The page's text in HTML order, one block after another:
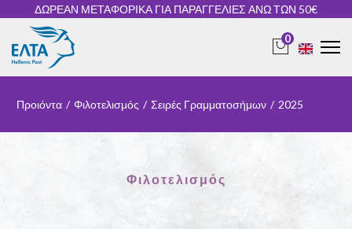
ΔΩΡΕΑΝ ΜΕΤΑΦΟΡΙΚΑ ΓΙΑ ΠΑΡΑΓΓΕΛΙΕΣ ΑΝΩ ΤΩΝ 50€
0
Προιόντα / Φιλοτελισμός / Σειρές Γραμματοσήμων / 2025
Φιλοτελισμός